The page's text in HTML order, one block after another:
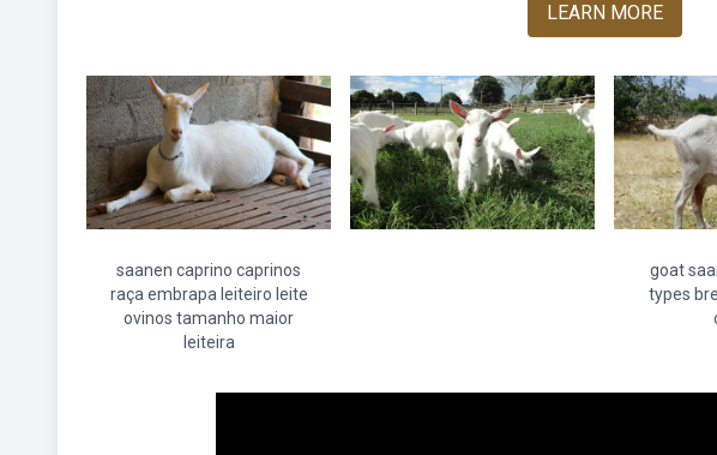
LEARN MORE
saanen caprino caprinos
raça embrapa leiteiro leite
ovinos tamanho maior
leiteira
goat
types